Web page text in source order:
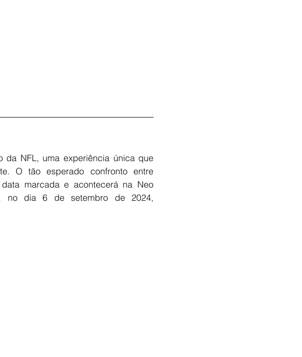
da NFL, uma experiência única que
O tão esperado confronto entre
marcada e acontecerá na Neo
no dia 6 de setembro de 2024,